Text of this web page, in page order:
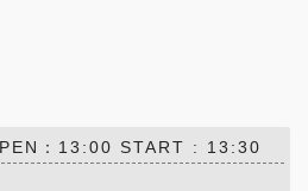
：13:00 START : 13:30